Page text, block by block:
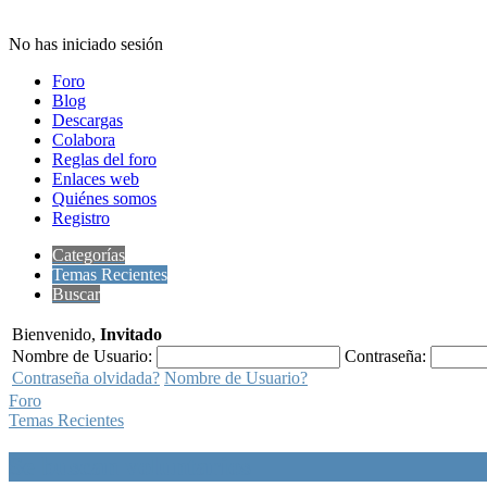
No has iniciado sesión
Foro
Blog
Descargas
Colabora
Reglas del foro
Enlaces web
Quiénes somos
Registro
Categorías
Temas Recientes
Buscar
Bienvenido, Invitado
Nombre de Usuario:
Contraseña:
Contraseña olvidada? Nombre de Usuario?
Foro
Temas Recientes